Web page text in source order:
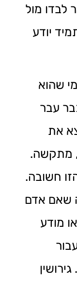
מול
יודע
שהוא
עבר
את
מתקשה.
חשובה.
שאם אדם
מודע